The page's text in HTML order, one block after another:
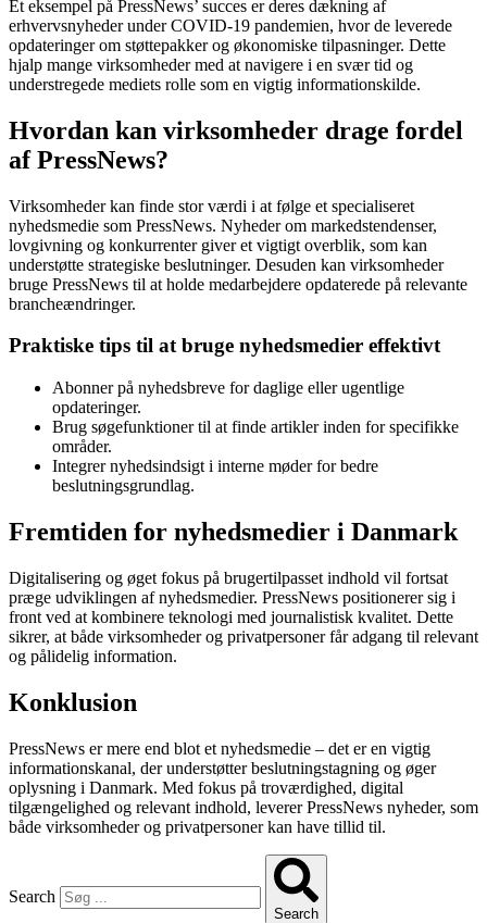
Et eksempel på PressNews’ succes er deres dækning af
erhvervsnyheder under COVID-19 pandemien, hvor de leverede
opdateringer om støttepakker og økonomiske tilpasninger. Dette
hjalp mange virksomheder med at navigere i en svær tid og
understregede mediets rolle som en vigtig informationskilde.
Hvordan kan virksomheder drage fordel
af PressNews?
Virksomheder kan finde stor værdi i at følge et specialiseret
nyhedsmedie som PressNews. Nyheder om markedstendenser,
lovgivning og konkurrenter giver et vigtigt overblik, som kan
understøtte strategiske beslutninger. Desuden kan virksomheder
bruge PressNews til at holde medarbejdere opdaterede på relevante
brancheændringer.
Praktiske tips til at bruge nyhedsmedier effektivt
Abonner på nyhedsbreve for daglige eller ugentlige
opdateringer.
Brug søgefunktioner til at finde artikler inden for specifikke
områder.
Integrer nyhedsindsigt i interne møder for bedre
beslutningsgrundlag.
Fremtiden for nyhedsmedier i Danmark
Digitalisering og øget fokus på brugertilpasset indhold vil fortsat
præge udviklingen af nyhedsmedier. PressNews positionerer sig i
front ved at kombinere teknologi med journalistisk kvalitet. Dette
sikrer, at både virksomheder og privatpersoner får adgang til relevant
og pålidelig information.
Konklusion
PressNews er mere end blot et nyhedsmedie – det er en vigtig
informationskanal, der understøtter beslutningstagning og øger
oplysning i Danmark. Med fokus på troværdighed, digital
tilgængelighed og relevant indhold, leverer PressNews nyheder, som
både virksomheder og privatpersoner kan have tillid til.
Search
Search